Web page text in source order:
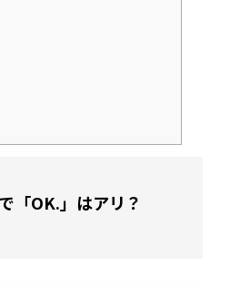
「OK.」はアリ？